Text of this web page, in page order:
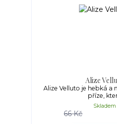
Alize
Alize Velluto je hebká a
příze,
66 Kč
Skladem